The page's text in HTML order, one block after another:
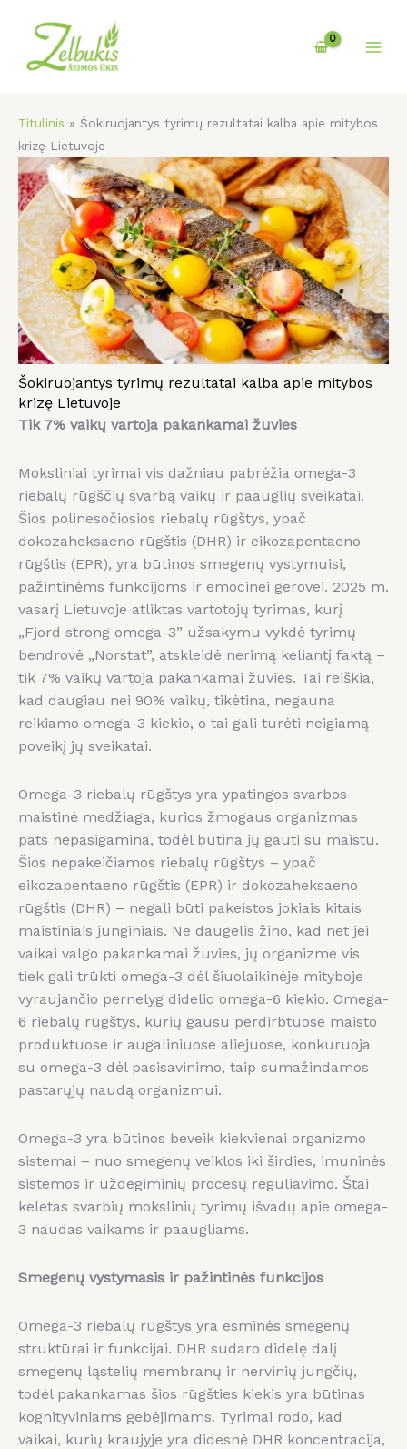
turinio
Titulinis » Šokiruojantys tyrimų rezultatai kalba apie mitybos
krizę Lietuvoje
Šokiruojantys tyrimų rezultatai kalba apie mitybos
krizę Lietuvoje
Tik 7% vaikų vartoja pakankamai žuvies
Moksliniai tyrimai vis dažniau pabrėžia omega-3
riebalų rūgščių svarbą vaikų ir paauglių sveikatai.
Šios polinesočiosios riebalų rūgštys, ypač
dokozaheksaeno rūgštis (DHR) ir eikozapentaeno
rūgštis (EPR), yra būtinos smegenų vystymuisi,
pažintinėms funkcijoms ir emocinei gerovei. 2025 m.
vasarį Lietuvoje atliktas vartotojų tyrimas, kurį
„Fjord strong omega-3” užsakymu vykdė tyrimų
bendrovė „Norstat”, atskleidė nerimą keliantį faktą –
tik 7% vaikų vartoja pakankamai žuvies. Tai reiškia,
kad daugiau nei 90% vaikų, tikėtina, negauna
reikiamo omega-3 kiekio, o tai gali turėti neigiamą
poveikį jų sveikatai.
Omega-3 riebalų rūgštys yra ypatingos svarbos
maistinė medžiaga, kurios žmogaus organizmas
pats nepasigamina, todėl būtina jų gauti su maistu.
Šios nepakeičiamos riebalų rūgštys – ypač
eikozapentaeno rūgštis (EPR) ir dokozaheksaeno
rūgštis (DHR) – negali būti pakeistos jokiais kitais
maistiniais junginiais. Ne daugelis žino, kad net jei
vaikai valgo pakankamai žuvies, jų organizme vis
tiek gali trūkti omega-3 dėl šiuolaikinėje mityboje
vyraujančio pernelyg didelio omega-6 kiekio. Omega-
6 riebalų rūgštys, kurių gausu perdirbtuose maisto
produktuose ir augaliniuose aliejuose, konkuruoja
su omega-3 dėl pasisavinimo, taip sumažindamos
pastarųjų naudą organizmui.
Omega-3 yra būtinos beveik kiekvienai organizmo
sistemai – nuo smegenų veiklos iki širdies, imuninės
sistemos ir uždegiminių procesų reguliavimo. Štai
keletas svarbių mokslinių tyrimų išvadų apie omega-
3 naudas vaikams ir paaugliams.
Smegenų vystymasis ir pažintinės funkcijos
Omega-3 riebalų rūgštys yra esminės smegenų
struktūrai ir funkcijai. DHR sudaro didelę dalį
smegenų ląstelių membranų ir nervinių jungčių,
todėl pakankamas šios rūgšties kiekis yra būtinas
kognityviniams gebėjimams. Tyrimai rodo, kad
vaikai, kurių kraujyje yra didesnė DHR koncentracija,